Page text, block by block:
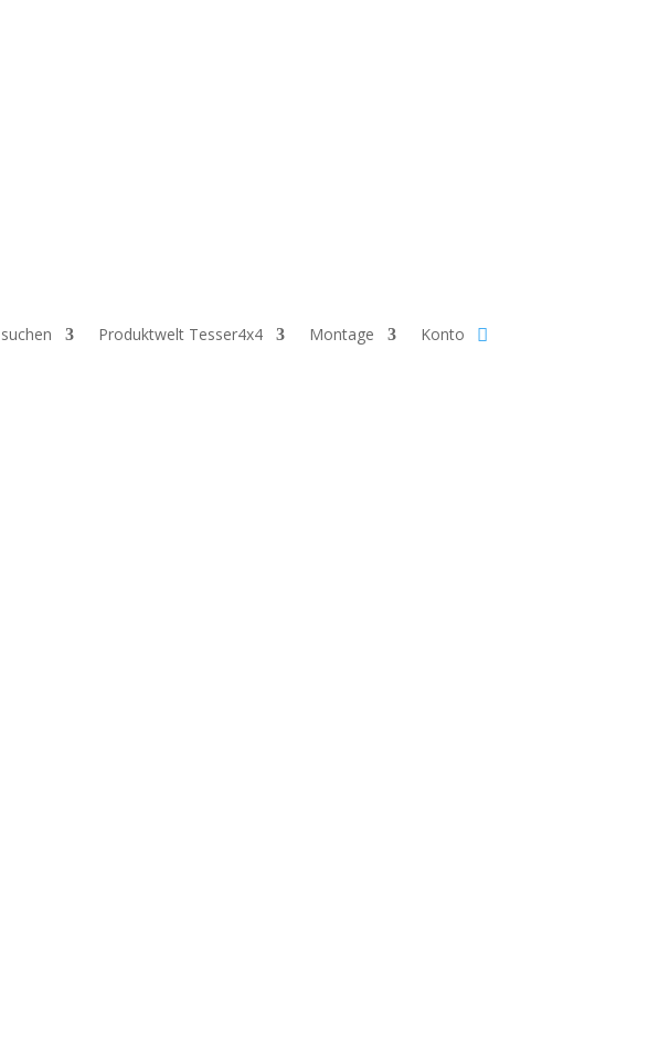
Produktwelt Tesser4x4 Montage Konto